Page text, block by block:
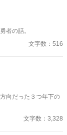
者の話。
文字数：516
向だった３つ年下の
文字数：3,328